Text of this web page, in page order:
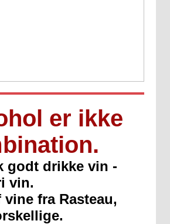
er ikke
godt drikke vin -
vin.
fra Rasteau,